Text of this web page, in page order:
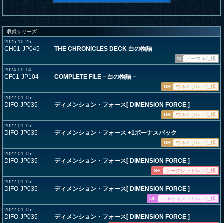
収録シリーズ
2025-10-25
CH01-JP045 THE CHRONICLES DECK 白の物語
N
ノーマル仕様
2024-09-14
CF01-JP104 COMPLETE FILE－白の物語－
UR
ウルトラレア仕様
2022-01-15
DIFO-JP035 ディメンション・フォース[ DIMENSION FORCE ]
UR
ウルトラレア仕様
2022-01-15
DIFO-JP035 ディメンション・フォース +1ボーナスパック
UR
ウルトラレア仕様
2022-01-15
DIFO-JP035 ディメンション・フォース[ DIMENSION FORCE ]
SE
シークレットレア仕様
2022-01-15
DIFO-JP035 ディメンション・フォース[ DIMENSION FORCE ]
UL
アルティメットレア仕様
2022-01-15
DIFO-JP035 ディメンション・フォース[ DIMENSION FORCE ]